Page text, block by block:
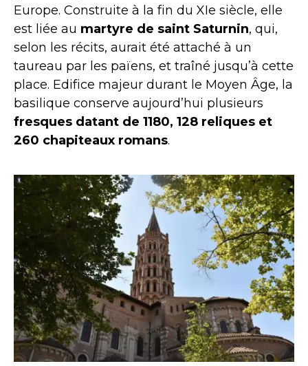
Europe. Construite à la fin du XIe siècle, elle
est liée au martyre de saint Saturnin, qui,
selon les récits, aurait été attaché à un
taureau par les païens, et traîné jusqu’à cette
place. Edifice majeur durant le Moyen Âge, la
basilique conserve aujourd’hui plusieurs
fresques datant de 1180, 128 reliques et
260 chapiteaux romans.